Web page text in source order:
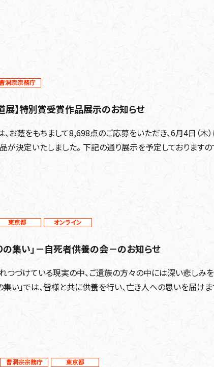
洞宗宗務庁
】特別賞受賞作品展示のお知らせ
お蔭をもちまして8,698点のご応募をいただき、6月4日（木
決定いたしました。 下記の通り展示を予定しておりますの
東京都 オンライン
の集い」－自死者供養の会－のお知らせ
つづけている現実の中、ご遺族の方々の中には深い悲しみ
集い」では、皆様と共に供養を行い、亡き人への思いを届けま
曹洞宗宗務庁 東京都